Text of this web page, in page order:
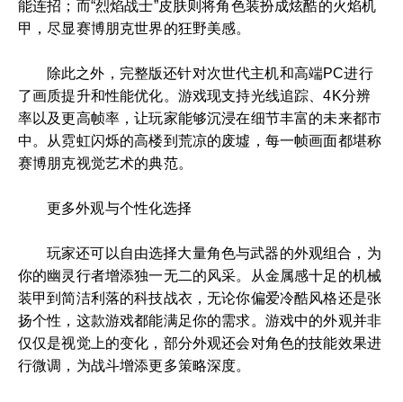
能连招；而“烈焰战士”皮肤则将角色装扮成炫酷的火焰机
甲，尽显赛博朋克世界的狂野美感。
除此之外，完整版还针对次世代主机和高端PC进行
了画质提升和性能优化。游戏现支持光线追踪、4K分辨
率以及更高帧率，让玩家能够沉浸在细节丰富的未来都市
中。从霓虹闪烁的高楼到荒凉的废墟，每一帧画面都堪称
赛博朋克视觉艺术的典范。
更多外观与个性化选择
玩家还可以自由选择大量角色与武器的外观组合，为
你的幽灵行者增添独一无二的风采。从金属感十足的机械
装甲到简洁利落的科技战衣，无论你偏爱冷酷风格还是张
扬个性，这款游戏都能满足你的需求。游戏中的外观并非
仅仅是视觉上的变化，部分外观还会对角色的技能效果进
行微调，为战斗增添更多策略深度。